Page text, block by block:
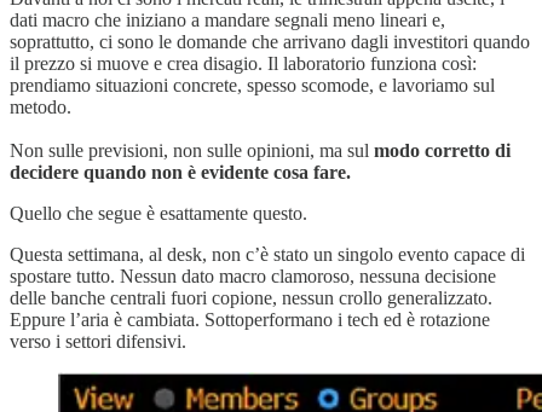
dati macro che iniziano a mandare segnali meno lineari e,
soprattutto, ci sono le domande che arrivano dagli investitori quando
il prezzo si muove e crea disagio. Il laboratorio funziona così:
prendiamo situazioni concrete, spesso scomode, e lavoriamo sul
metodo.
Non sulle previsioni, non sulle opinioni, ma sul modo corretto di
decidere quando non è evidente cosa fare.
Quello che segue è esattamente questo.
Questa settimana, al desk, non c’è stato un singolo evento capace di
spostare tutto. Nessun dato macro clamoroso, nessuna decisione
delle banche centrali fuori copione, nessun crollo generalizzato.
Eppure l’aria è cambiata. Sottoperformano i tech ed è rotazione
verso i settori difensivi.